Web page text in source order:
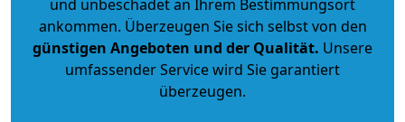
und unbeschadet an Ihrem Bestimmungsort
ankommen. Überzeugen Sie sich selbst von den
günstigen Angeboten und der Qualität. Unsere
umfassender Service wird Sie garantiert
überzeugen.